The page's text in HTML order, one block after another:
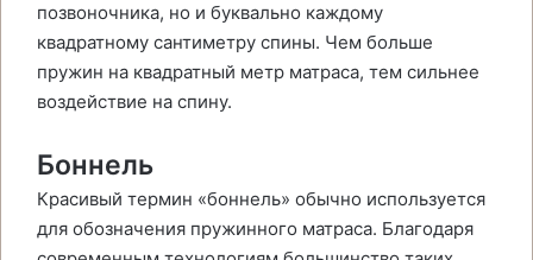
позвоночника, но и буквально каждому
квадратному сантиметру спины. Чем больше
пружин на квадратный метр матраса, тем сильнее
воздействие на спину.
Боннель
Красивый термин «боннель» обычно используется
для обозначения пружинного матраса. Благодаря